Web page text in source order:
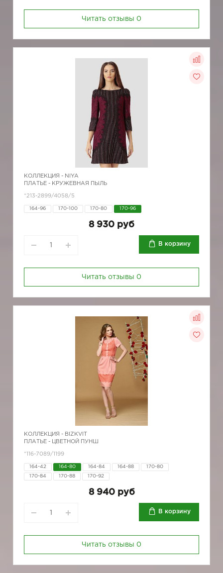
Читать отзывы 0
КОЛЛЕКЦИЯ - NIYA
ПЛАТЬЕ - КРУЖЕВНАЯ ПЫЛЬ
*213-2899/4058/5
164-96 170-100 170-80 170-96
8 930 руб
В корзину
Читать отзывы 0
КОЛЛЕКЦИЯ - BIZKVIT
ПЛАТЬЕ - ЦВЕТНОЙ ПУНШ
*116-7089/1199
164-42 164-80 164-84 164-88 170-80
170-84 170-88 170-92
8 940 руб
В корзину
Читать отзывы 0